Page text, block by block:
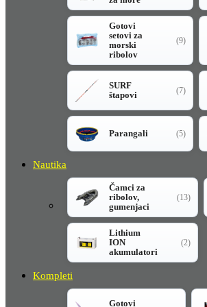
Gotovi
setovi za
morski
ribolov
(9)
SURF
štapovi
(7)
Parangali (5)
Nautika
Čamci za
ribolov,
gumenjaci
(13)
Lithium
ION
akumulatori
(2)
Kompleti
Gotovi